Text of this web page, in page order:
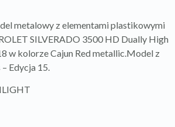
metalowy z elementami plastikowymi
SILVERADO 3500 HD Dually High
w kolorze Cajun Red metallic.Model z
Edycja 15.